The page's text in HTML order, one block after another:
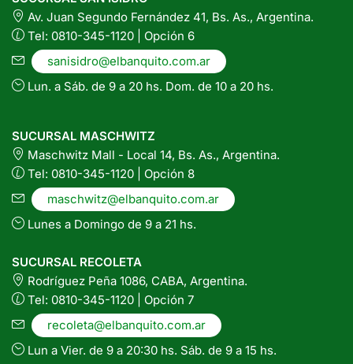
Av. Juan Segundo Fernández 41, Bs. As., Argentina.
Tel: 0810-345-1120 | Opción 6
sanisidro@elbanquito.com.ar
Lun. a Sáb. de 9 a 20 hs. Dom. de 10 a 20 hs.
SUCURSAL MASCHWITZ
Maschwitz Mall - Local 14, Bs. As., Argentina.
Tel: 0810-345-1120 | Opción 8
maschwitz@elbanquito.com.ar
Lunes a Domingo de 9 a 21 hs.
SUCURSAL RECOLETA
Rodríguez Peña 1086, CABA, Argentina.
Tel: 0810-345-1120 | Opción 7
recoleta@elbanquito.com.ar
Lun a Vier. de 9 a 20:30 hs. Sáb. de 9 a 15 hs.